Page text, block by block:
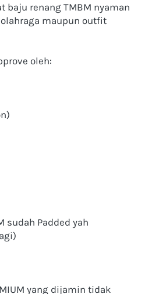
baju renang TMBM nyaman
maupun outfit
oleh:
sudah Padded yah
yang dijamin tidak